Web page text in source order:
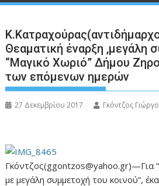
Θεαματική έναρξη ,μεγάλη
“Μαγικό Χωριό” Δήμου
των επόμενων ημερών
27 Δεκεμβρίου 2017 Γκόντζος
Γκόντζος(ggontzos@yahoo.gr)—Για
με μεγάλη συμμετοχή του κοινού”,